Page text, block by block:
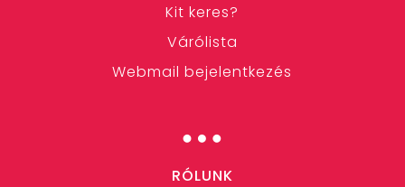
Kit keres?
Várólista
Webmail bejelentkezés
…
RÓLUNK